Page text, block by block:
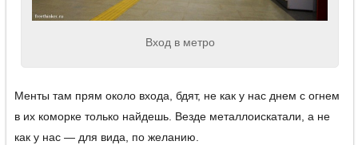
Вход в метро
Менты там прям около входа, бдят, не как у нас днем с огнем
в их коморке только найдешь. Везде металлоискатали, а не
как у нас — для вида, по желанию.